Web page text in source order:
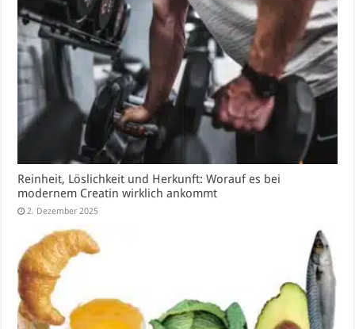
Reinheit, Löslichkeit und Herkunft: Worauf es bei
modernem Creatin wirklich ankommt
2. Dezember 2025